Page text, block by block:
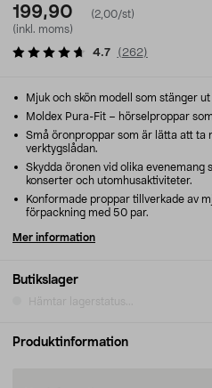
199,90
(2,00/st)
(inkl. moms)
4.7 ( 262)
Butikslager
Hämtar lagerstatus...
Mjuk och skön modell som stänger
Moldex Pura-Fit – hörselproppar
Små öronproppar som är lätta att ta
verktygslådan.
Skydda öronen vid olika evenemang
konserter och utomhusaktiviteter.
Konformade proppar tillverkade av
förpackning med 50 par.
Mer information
Produktinformation